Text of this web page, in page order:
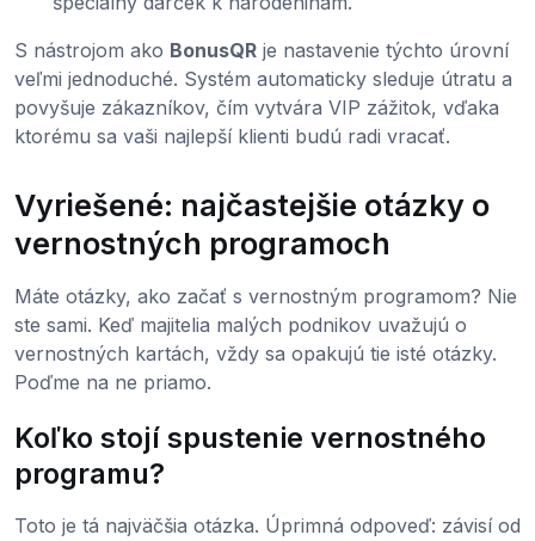
S nástrojom ako BonusQR je nastavenie týchto úrovní
veľmi jednoduché. Systém automaticky sleduje útratu a
povyšuje zákazníkov, čím vytvára VIP zážitok, vďaka
ktorému sa vaši najlepší klienti budú radi vracať.
Vyriešené: najčastejšie otázky o
vernostných programoch
Máte otázky, ako začať s vernostným programom? Nie
ste sami. Keď majitelia malých podnikov uvažujú o
vernostných kartách, vždy sa opakujú tie isté otázky.
Poďme na ne priamo.
Koľko stojí spustenie vernostného
programu?
Toto je tá najväčšia otázka. Úprimná odpoveď: závisí od